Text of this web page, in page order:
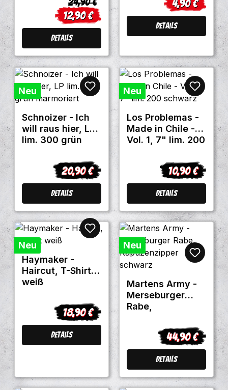
Verkaufspreis:
12,90 €
Details
4,90 €
Details
Neu
Schnoizer - Ich
will raus hier, LP
lim. 300 grün
Regulärer Preis:
20,90 €
Details
Neu
Los Problemas -
Made in Chile -
Vol. 1, 7" lim. 200
Regulärer
10,90 €
Details
Neu
Haymaker -
Haircut, T-Shirt
weiß
Regulärer Preis:
18,90 €
Details
Neu
Martens Army -
Merseburger
Rabe,
schwarz
Regulärer
44,90 €
Details